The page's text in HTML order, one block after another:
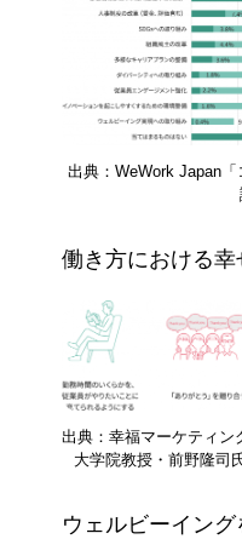
出典：WeWork Japan
働き方における幸
出典：幸福マーケティン
大学院教授・前野隆司
ウェルビーイン